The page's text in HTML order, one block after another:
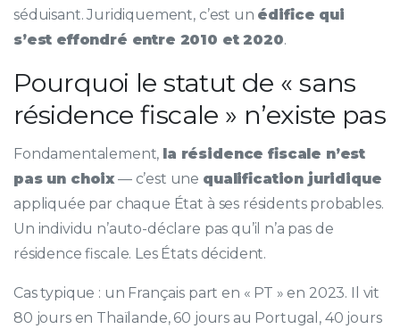
séduisant. Juridiquement, c’est un édifice qui
s’est effondré entre 2010 et 2020.
Pourquoi le statut de « sans
résidence fiscale » n’existe pas
Fondamentalement, la résidence fiscale n’est
pas un choix— c’est une qualification juridique
appliquée par chaque État à ses résidents probables.
Un individu n’auto-déclare pas qu’il n’a pas de
résidence fiscale. Les États décident.
Cas typique : un Français part en « PT » en 2023. Il vit
80 jours en Thaïlande, 60 jours au Portugal, 40 jours